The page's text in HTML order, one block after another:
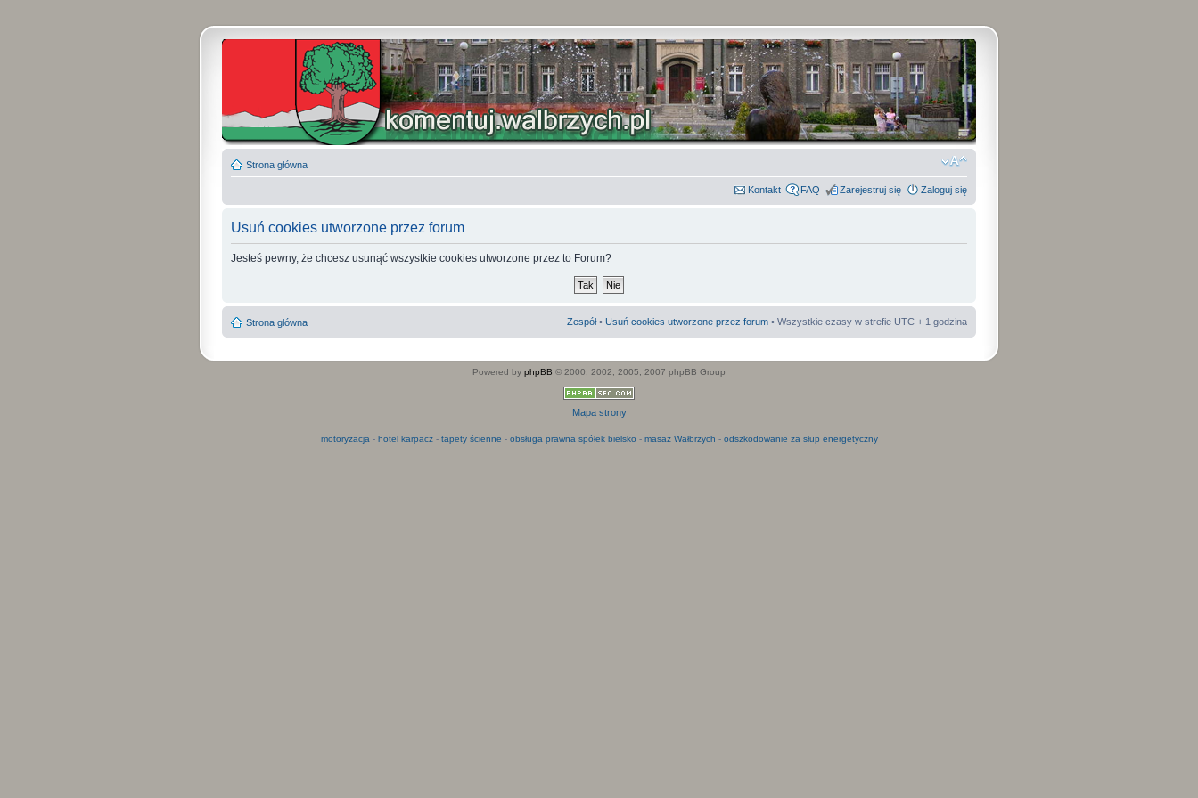
Strona główna
Kontakt FAQ Zarejestruj się Zaloguj się
Usuń cookies utworzone przez forum
Jesteś pewny, że chcesz usunąć wszystkie cookies utworzone przez to Forum?
Strona główna Zespół• Usuń cookies utworzone przez forum • Wszystkie czasy w strefie UTC + 1 godzina
Powered by phpBB © 2000, 2002, 2005, 2007 phpBB Group
Mapa strony
motoryzacja - hotel karpacz- tapety ścienne - obsługa prawna spółek bielsko - masaż Wałbrzych - odszkodowanie za słup energetyczny